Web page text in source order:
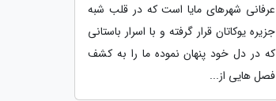
عرفانی شهرهای مایا است که در قلب شبه
جزیره یوکاتان قرار گرفته و با اسرار باستانی
که در دل خود پنهان نموده ما را به کشف
فصل هایی از...